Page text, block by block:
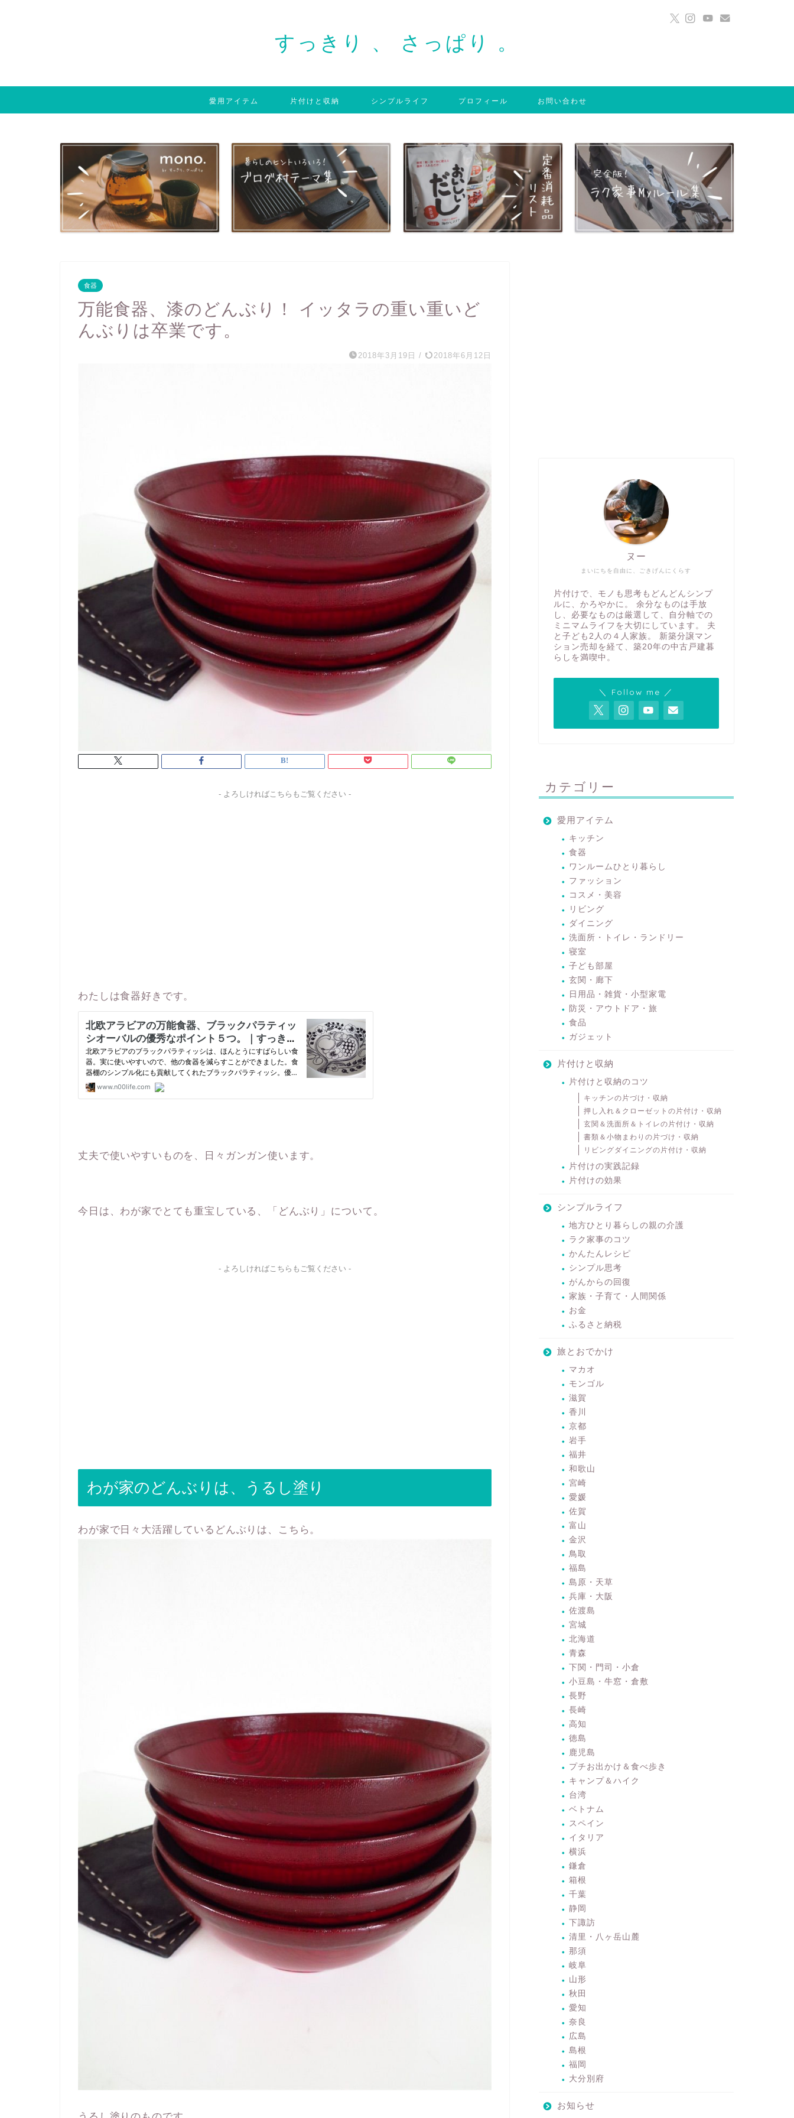
すっきり 、 さっぱり 。
愛用アイテム 片付けと収納 シンプルライフ プロフィール お問い合わせ
食器
万能食器、漆のどんぶり！ イッタラの重い重いど
んぶりは卒業です。
2018年3月19日 / 2018年6月12日
- よろしければこちらもご覧ください -
わたしは食器好きです。
丈夫で使いやすいものを、日々ガンガン使います。
今日は、わが家でとても重宝している、「どんぶり」について。
- よろしければこちらもご覧ください -
わが家のどんぶりは、うるし塗り
わが家で日々大活躍しているどんぶりは、こちら。
まいにちを自由に、ごきげんにくらす
ヌー
片付けで、モノも思考もどんどんシンプ
ルに、かろやかに。 余分なものは手放
し、必要なものは厳選して、自分軸での
ミニマムライフを大切にしています。 夫
と子ども2人の４人家族。 新築分譲マン
ション売却を経て、築20年の中古戸建暮
らしを満喫中。
＼ Follow me ／
カテゴリー
愛用アイテム
キッチン
食器
ワンルームひとり暮らし
ファッション
コスメ・美容
リビング
ダイニング
洗面所・トイレ・ランドリー
寝室
子ども部屋
玄関・廊下
日用品・雑貨・小型家電
防災・アウトドア・旅
食品
ガジェット
片付けと収納
片付けと収納のコツ
キッチンの片づけ・収納
押し入れ＆クローゼットの片付け・収納
玄関＆洗面所＆トイレの片付け・収納
書類＆小物まわりの片づけ・収納
リビングダイニングの片付け・収納
片付けの実践記録
片付けの効果
シンプルライフ
地方ひとり暮らしの親の介護
ラク家事のコツ
かんたんレシピ
シンプル思考
がんからの回復
家族・子育て・人間関係
お金
ふるさと納税
旅とおでかけ
マカオ
モンゴル
滋賀
香川
京都
岩手
福井
和歌山
宮崎
愛媛
佐賀
富山
金沢
鳥取
福島
島原・天草
兵庫・大阪
佐渡島
宮城
北海道
青森
下関・門司・小倉
小豆島・牛窓・倉敷
長野
長崎
高知
徳島
鹿児島
プチお出かけ＆食べ歩き
キャンプ＆ハイク
台湾
ベトナム
スペイン
イタリア
横浜
鎌倉
箱根
千葉
静岡
下諏訪
清里・八ヶ岳山麓
那須
岐阜
山形
秋田
愛知
奈良
広島
島根
福岡
大分別府
お知らせ